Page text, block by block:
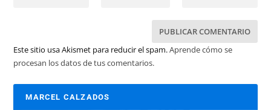
Este sitio usa Akismet para reducir el spam.Aprende cómo se
procesan los datos de tus comentarios.
MARCEL CALZADOS